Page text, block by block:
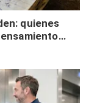
quienes